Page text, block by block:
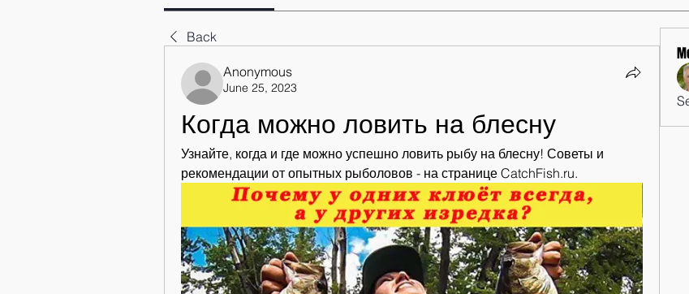
Back
Anonymous
June 25, 2023
Когда можно ловить на блесну
Узнайте, когда и где можно успешно ловить рыбу на блесну! Советы и
рекомендации от опытных рыболовов - на странице CatchFish.ru.